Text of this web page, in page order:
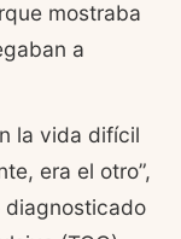
mostraba
a
la vida difícil
era el otro”,
diagnosticado